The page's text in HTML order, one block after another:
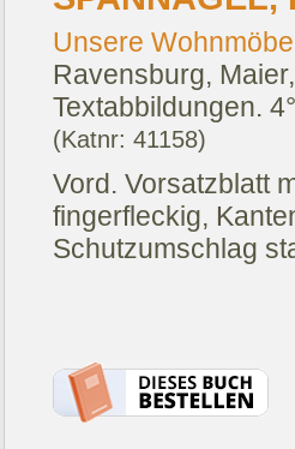
Unsere
Ravensburg,
Textabbildungen.
(Katnr: 41158)
Vord. Vorsatzblatt
fingerfleckig,
Schutzumschlag